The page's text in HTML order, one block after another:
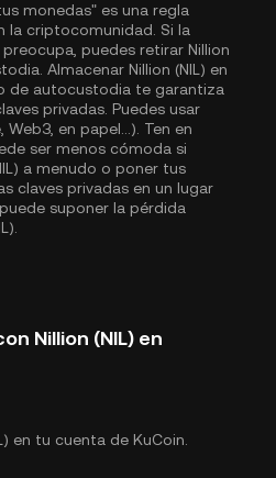
monedas" es una regla
la criptocomunidad. Si la
puedes retirar Nillion
Almacenar Nillion (NIL) en
de autocustodia te garantiza
privadas. Puedes usar
en papel...). Ten en
ser menos cómoda si
a menudo o poner tus
claves privadas en un lugar
suponer la pérdida
Nillion (NIL) en
en tu cuenta de KuCoin.